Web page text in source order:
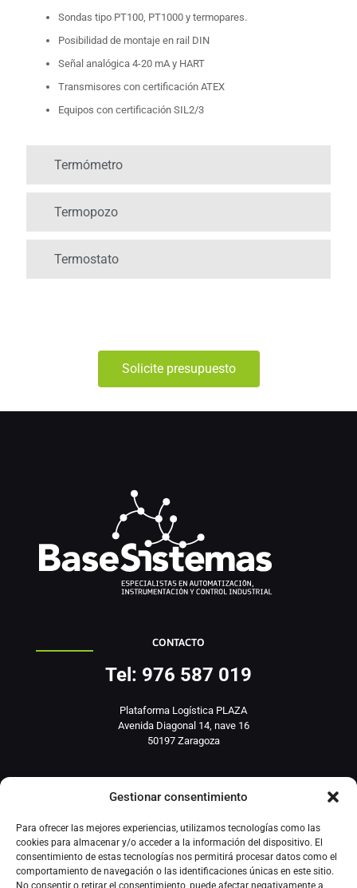
Gestionar consentimiento
Para ofrecer las mejores experiencias, utilizamos tecnologías como las
cookies para almacenar y/o acceder a la información del dispositivo. El
consentimiento de estas tecnologías nos permitirá procesar datos como el
comportamiento de navegación o las identificaciones únicas en este sitio.
No consentir o retirar el consentimiento, puede afectar negativamente a
Termómetro
Termopozo
Termostato
Sondas tipo PT100, PT1000 y termopares.
Posibilidad de montaje en rail DIN
Señal analógica 4-20 mA y HART
Transmisores con certificación ATEX
Equipos con certificación SIL2/3
Solicite presupuesto
CONTACTO
Tel: 976 587 019
Plataforma Logística PLAZA
Avenida Diagonal 14, nave 16
50197 Zaragoza
INFORMACIÓN RELEVANTE
Producto